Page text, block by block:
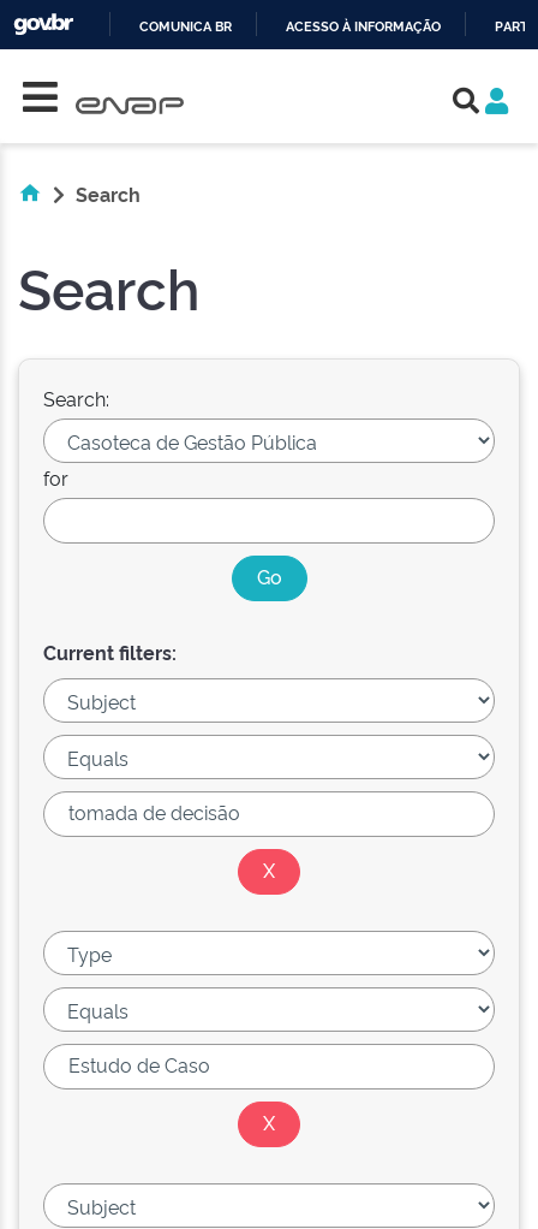
COMUNICA BR ACESSO À INFORMAÇÃO
Search
Search
Search:
for
Current filters: